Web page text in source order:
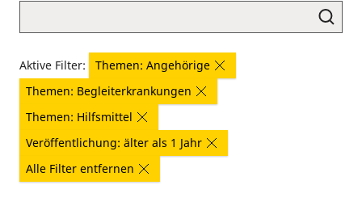
Aktive Filter:
Themen: Angehörige
Themen: Begleiterkrankungen
Themen: Hilfsmittel
Veröffentlichung: älter als 1 Jahr
Alle Filter entfernen